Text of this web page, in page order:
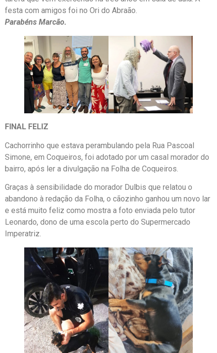
festa com amigos foi no Ori do Abraão.
Parabéns Marcão.
FINAL FELIZ
Cachorrinho que estava perambulando pela Rua Pascoal
Simone, em Coqueiros, foi adotado por um casal morador do
bairro, após ler a divulgação na Folha de Coqueiros.
Graças à sensibilidade do morador Dulbis que relatou o
abandono à redação da Folha, o cãozinho ganhou um novo lar
e está muito feliz como mostra a foto enviada pelo tutor
Leonardo, dono de uma escola perto do Supermercado
Imperatriz.